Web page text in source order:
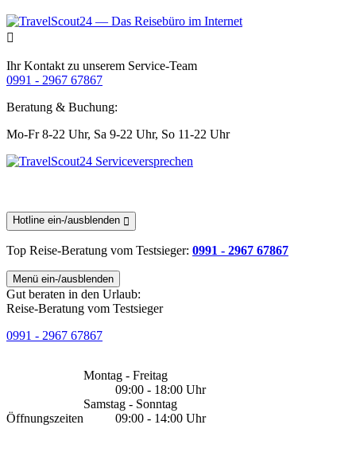
Ihr Kontakt zu unserem Service-Team
0991 - 2967 67867
Beratung & Buchung:
Mo-Fr 8-22 Uhr, Sa 9-22 Uhr, So 11-22 Uhr
Hotline ein-/ausblenden
Top Reise-Beratung vom Testsieger: 0991 - 2967 67867
Menü ein-/ausblenden
Gut beraten in den Urlaub:
Reise-Beratung vom Testsieger
0991 - 2967 67867
Öffnungszeiten
Montag - Freitag
09:00 - 18:00 Uhr
Samstag - Sonntag
09:00 - 14:00 Uhr